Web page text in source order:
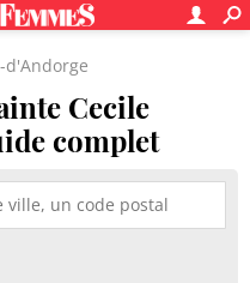
d'Andorge
Cecile
complet